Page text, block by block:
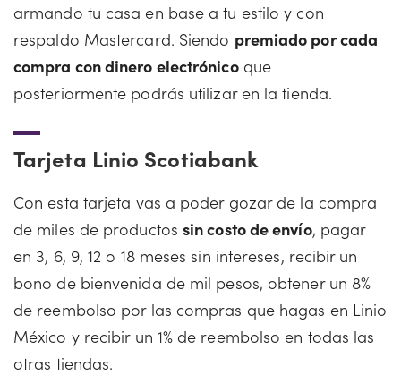
armando tu casa en base a tu estilo y con
respaldo Mastercard. Siendo premiado por cada
compra con dinero electrónicoque
posteriormente podrás utilizar en la tienda.
Tarjeta Linio Scotiabank
Con esta tarjeta vas a poder gozar de la compra
de miles de productos sin costo de envío, pagar
en 3, 6, 9, 12 o 18 meses sin intereses, recibir un
bono de bienvenida de mil pesos, obtener un 8%
de reembolso por las compras que hagas en Linio
México y recibir un 1% de reembolso en todas las
otras tiendas.